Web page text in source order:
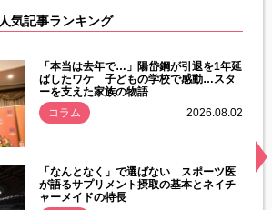
人気記事ランキング
「本当は去年で…」陽岱鋼が引退を1年延
ばしたワケ 子どもの学校で感動…スタ
ーを支えた家族の物語
コラム
2026.08.02
「なんとなく」で選ばない スポーツ医
が語るサプリメント摂取の基本とネイチ
ャーメイドの特長